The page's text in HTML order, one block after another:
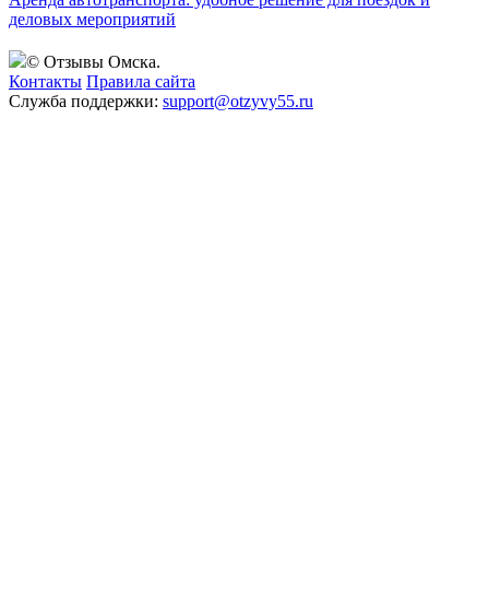
деловых мероприятий
© Отзывы Омска.
Контакты Правила сайта
Служба поддержки: support@otzyvy55.ru